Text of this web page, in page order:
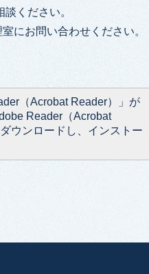
ください。
にお問い合わせください。
（Acrobat Reader）」が
Reader（Acrobat
ウンロードし、インストー